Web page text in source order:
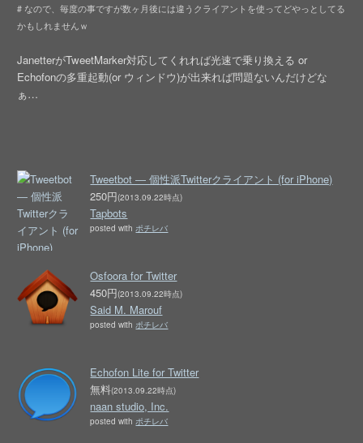
# なので、毎度の事ですが数ヶ月後には違うクライアントを使ってどやっとしてる
かもしれませんｗ
JanetterがTweetMarker対応してくれれば光速で乗り換える or
Echofonの多重起動(or ウィンドウ)が出来れば問題ないんだけどな
ぁ…
Tweetbot ― 個性派Twitterクライアント (for iPhone)
250円(2013.09.22時点)
Tapbots
posted with ポチレバ
Osfoora for Twitter
450円(2013.09.22時点)
Said M. Marouf
posted with ポチレバ
Echofon Lite for Twitter
無料(2013.09.22時点)
naan studio, Inc.
posted with ポチレバ